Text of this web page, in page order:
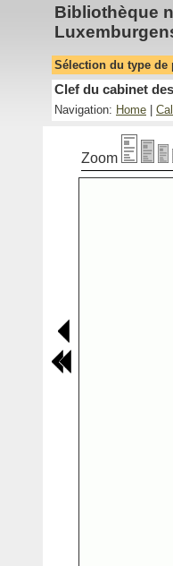
Bibliothèque
Sélection du type de
Clef du cabinet
Navigation: Home
Zoom